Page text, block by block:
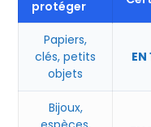
protéger
Papiers,
clés, petits
objets
EN
Bijoux,